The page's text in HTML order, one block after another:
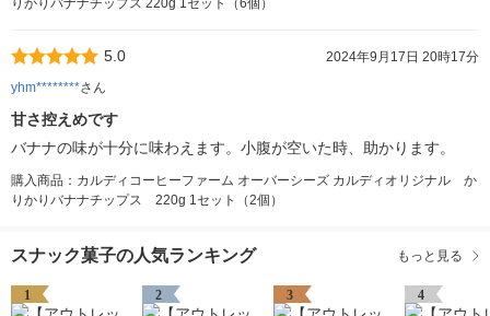
りかりバナナチップス 220g 1セット（6個）
5.0
2024年9月17日 20時17分
yhm********さん
甘さ控えめです
バナナの味が十分に味わえます。小腹が空いた時、助かります。
購入商品：カルディコーヒーファーム オーバーシーズ カルディオリジナル か
りかりバナナチップス 220g 1セット（2個）
スナック菓子の人気ランキング もっと見る
1 2 3 4